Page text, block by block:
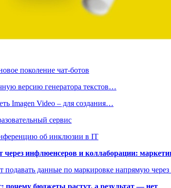
поколение чат-ботов
версию генератора текстов…
Imagen Video – для создания…
сервис
об инклюзии в IT
инфлюенсеров и коллаборации:
подавать данные по маркировке напрямую
почему бюджеты растут, а результат — нет